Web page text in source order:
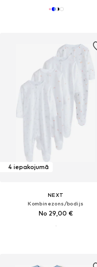
4 iepakojumā
NEXT
Kombinezons/bodijs
No 29,00 €